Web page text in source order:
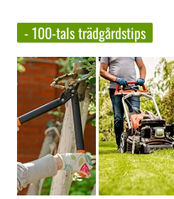
- 100-tals trädgårdstips